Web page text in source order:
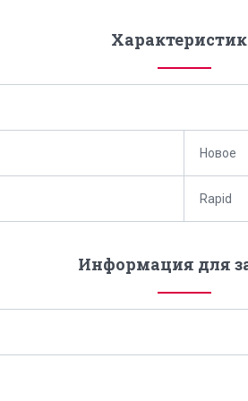
Новое
Rapid
Информация для